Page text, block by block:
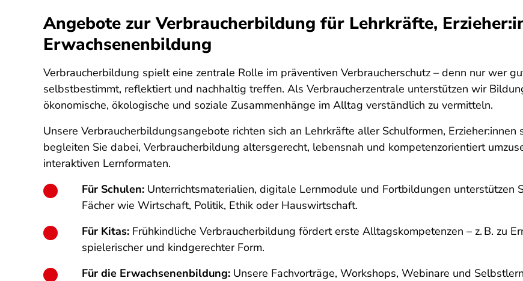
Angebote zur Verbraucherbildung für Lehrkräfte,
Erwachsenenbildung
Verbraucherbildung spielt eine zentrale Rolle im präventiven Verbraucherschutz – denn nur wer
selbstbestimmt, reflektiert und nachhaltig treffen. Als Verbraucherzentrale unterstützen wir
ökonomische, ökologische und soziale Zusammenhänge im Alltag verständlich zu vermitteln.
Unsere Verbraucherbildungsangebote richten sich an Lehrkräfte aller Schulformen,
begleiten Sie dabei, Verbraucherbildung altersgerecht, lebensnah und kompetenzorientiert
interaktiven Lernformaten.
Für Schulen: Unterrichtsmaterialien, digitale Lernmodule und Fortbildungen unterstützen
Fächer wie Wirtschaft, Politik, Ethik oder Hauswirtschaft.
Für Kitas: Frühkindliche Verbraucherbildung fördert erste Alltagskompetenzen – z. B. zu
spielerischer und kindgerechter Form.
Für die Erwachsenenbildung: Unsere Fachvorträge, Workshops, Webinare und